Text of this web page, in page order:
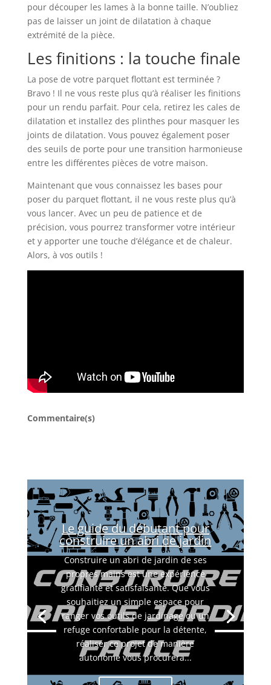
pour découper les lames à la bonne taille. N’oubliez
pas de laisser un joint de dilatation à chaque
extrémité de la pièce.
Les finitions : la touche finale
La pose de votre parquet flottant est terminée ?
Bravo ! Il ne vous reste plus qu’à réaliser les finitions
pour un rendu parfait. Pour cela, retirez les cales de
dilatation et installez des plinthes pour masquer les
joints de dilatation. Vous pouvez également poser
des seuils de porte pour une transition harmonieuse
entre les différentes pièces de votre maison.
Maintenant que vous connaissez les bases pour
poser du parquet flottant, il ne vous reste plus qu’à
vous lancer. Avec un peu de patience et de
précision, vous pourrez transformer votre intérieur
et y apporter une touche d’élégance et de chaleur.
Alors, à vos outils !
Commentaire(s)
Le guide du débutant pour
construire un abri de jardin
Construire un abri de jardin de ses
propres mains est une expérience
gratifiante et satisfaisante. Que vous
souhaitiez un simple espace pour
ranger vos outils de jardinage ou un
refuge confortable pour la détente,
réaliser ce projet de manière
autonome vous procurera...